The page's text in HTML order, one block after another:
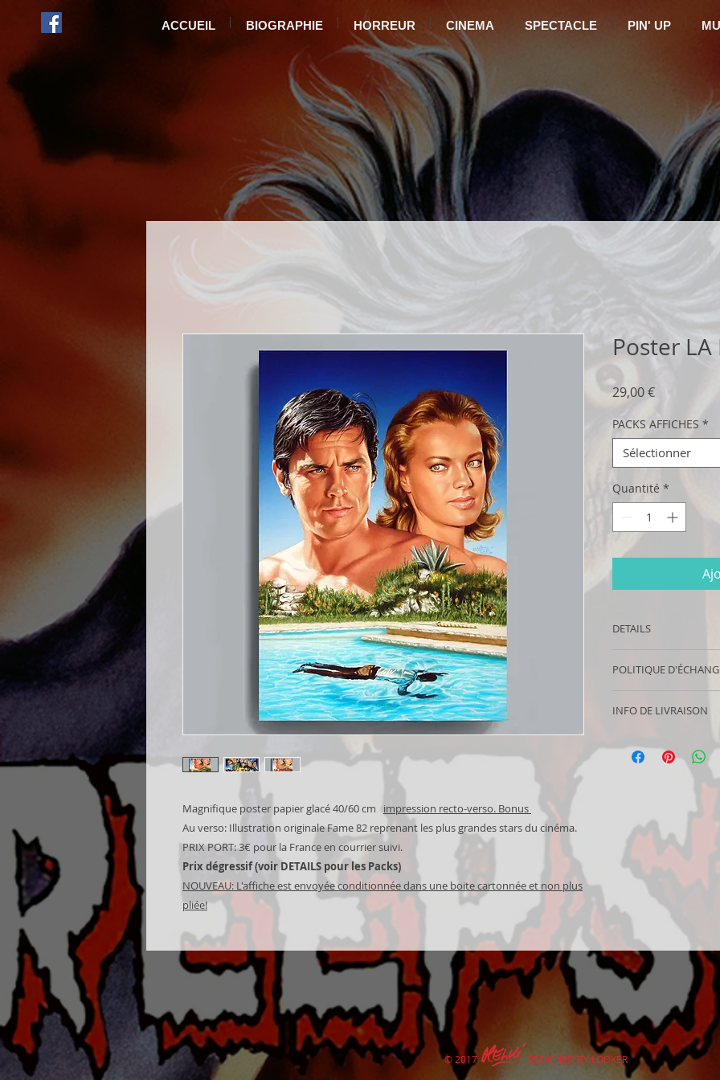
ACCUEIL BIOGRAPHIE HORREUR CINEMA SPECTACLE PIN' UP
Magnifique poster papier glacé 40/60 cm impression recto-verso. Bonus
Au verso: Illustration originale Fame 82 reprenant les plus grandes stars du cinéma.
PRIX PORT: 3€ pour la France en courrier suivi.
Prix dégressif (voir DETAILS pour les Packs)
NOUVEAU: L'affiche est envoyée conditionnée dans une boite cartonnée et non plus
pliée!
Poster LA
29,00 €Prix
PACKS AFFICHES *
Sélectionner
Quantité *
DETAILS
originale de MELKI
(pré)nom
Pour les PACKS,
les BELMONDO,
pas admissibles
POLITIQUE
Si ce produit ne
possibilité de le
la cause.
INFO DE LIVRAISON
Livraison en
roulée et bien
Délai de livraison:
Mail tracking for
amount in the
© 2017 | DESIGNED BY LOOKER